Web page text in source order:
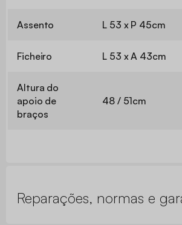
Assento L 53 x P 45cm
Ficheiro L 53 x A 43cm
Altura do
apoio de
braços
48 / 51cm
Reparações, normas e